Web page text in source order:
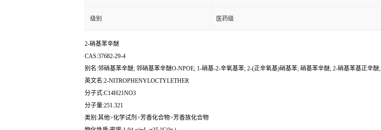
级别 医药级
2-硝基苯辛醚
CAS:37682-29-4
别名:邻硝基苯辛醚; 邻硝基苯辛醚O-NPOE; 1-硝基-2-辛氧基苯; 2-(正辛氧基)硝基苯; 硝基苯辛醚; 2-硝基苯基正辛醚;
英文名:2-NITROPHENYLOCTYLETHER
分子式:C14H21NO3
分子量:251.321
类别:其他>化学试剂>芳香化合物>芳香族化合物